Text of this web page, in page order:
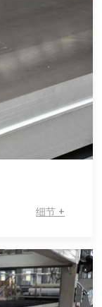
细节 +